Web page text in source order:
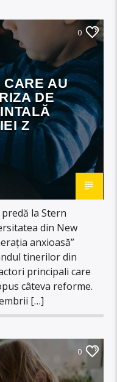
0
CARE AU
DE
Z
la Stern
din New
anxioasă”
tinerilor din
principali care
câteva reforme.
[…]
0